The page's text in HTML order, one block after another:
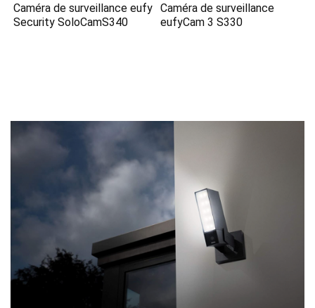
Caméra de surveillance eufy
Security SoloCamS340
Caméra de surveillance
eufyCam 3 S330